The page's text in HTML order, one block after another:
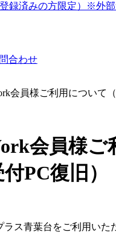
録済みの方限定）
※外部
合わせ
会員様ご利用について（
会員様ご
PC復旧）
ラス青葉台をご利用いた